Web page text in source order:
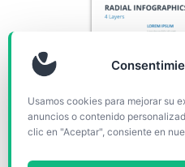
Usamos cookies para mejorar su
anuncios o contenido
clic en "Aceptar", consiente en